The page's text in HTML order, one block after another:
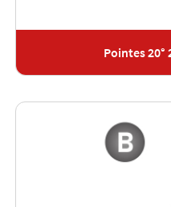
Pointes 20°